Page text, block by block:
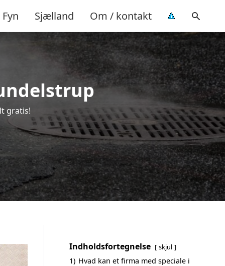
Fyn Sjælland Om / kontakt
gratis!
Indholdsfortegnelse skjul
1) Hvad kan et firma med speciale i